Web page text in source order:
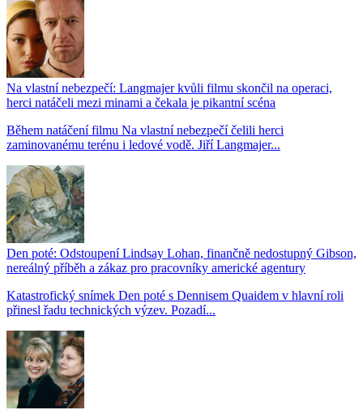
Na vlastní nebezpečí: Langmajer kvůli filmu skončil na operaci,
herci natáčeli mezi minami a čekala je pikantní scéna
Během natáčení filmu Na vlastní nebezpečí čelili herci
zaminovanému terénu i ledové vodě. Jiří Langmajer...
Den poté: Odstoupení Lindsay Lohan, finančně nedostupný Gibson,
nereálný příběh a zákaz pro pracovníky americké agentury
Katastrofický snímek Den poté s Dennisem Quaidem v hlavní roli
přinesl řadu technických výzev. Pozadí...